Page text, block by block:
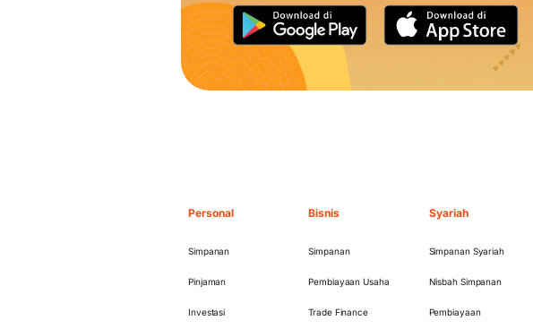
Personal
Simpanan
Pinjaman
Investasi
Bisnis
Simpanan
Pembiayaan Usaha
Trade Finance
Syariah
Simpanan Syariah
Nisbah Simpanan
Pembiayaan